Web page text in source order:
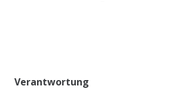
Verantwortung